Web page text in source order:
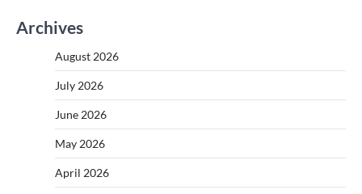
Archives
August 2026
July 2026
June 2026
May 2026
April 2026